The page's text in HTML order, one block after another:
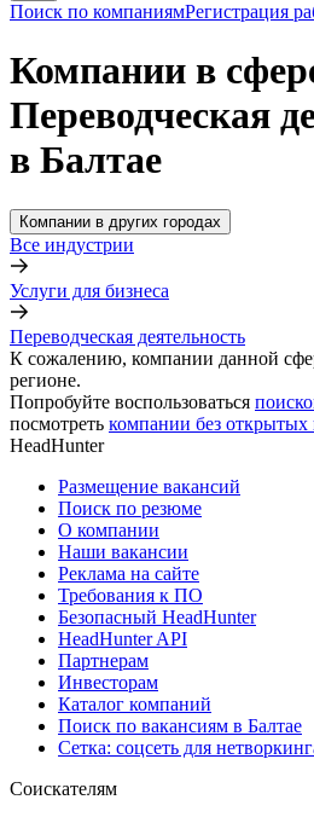
Поиск по компаниямРегистрация
Компании в
Переводческая
в Балтае
Компании в других городах
Все индустрии
Услуги для бизнеса
Переводческая деятельность
К сожалению, компании данной
регионе.
Попробуйте воспользоваться
посмотреть компании без открытых
HeadHunter
Размещение вакансий
Поиск по резюме
О компании
Наши вакансии
Реклама на сайте
Требования к ПО
Безопасный HeadHunter
HeadHunter API
Партнерам
Инвесторам
Каталог компаний
Поиск по вакансиям в Балтае
Сетка: соцсеть для
Соискателям